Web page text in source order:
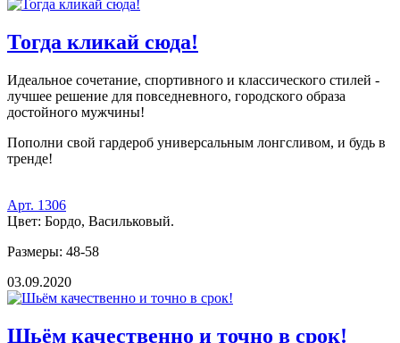
Тогда кликай сюда!
Идеальное сочетание, спортивного и классического стилей -
лучшее решение для повседневного, городского образа
достойного мужчины!
Пополни свой гардероб универсальным лонгсливом, и будь в
тренде!
Арт. 1306
Цвет: Бордо, Васильковый.
Размеры: 48-58
03.09.2020
Шьём качественно и точно в срок!